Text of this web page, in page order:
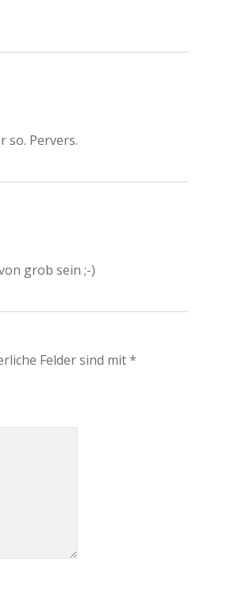
so. Pervers.
grob sein ;-)
Felder sind mit*